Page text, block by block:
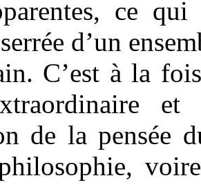
ce
d’un
C’est à la
et
de la pensée